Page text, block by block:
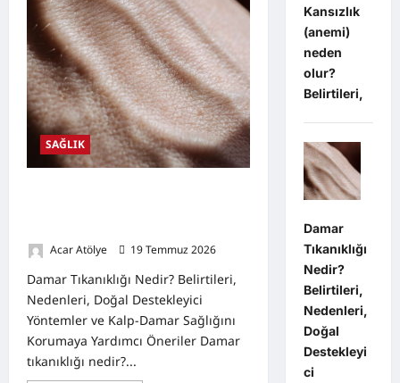
SAĞLIK
Acar Atölye
19 Temmuz 2026
Damar Tıkanıklığı Nedir? Belirtileri,
Nedenleri, Doğal Destekleyici
Yöntemler ve Kalp-Damar Sağlığını
Korumaya Yardımcı Öneriler Damar
tıkanıklığı nedir?...
Kansızlık
(anemi)
neden
olur?
Belirtileri,
Damar
Tıkanıklığı
Nedir?
Belirtileri,
Nedenleri,
Doğal
Destekleyi
ci